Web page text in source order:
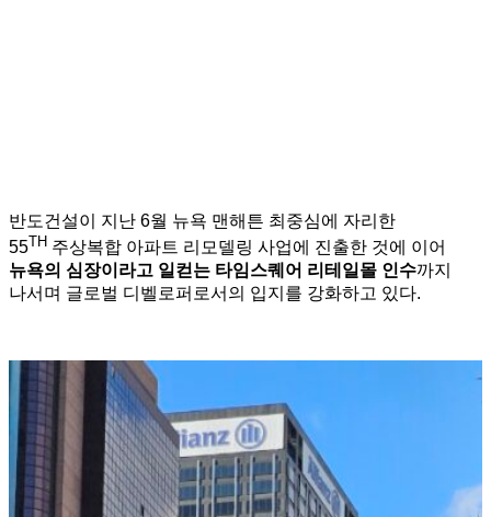
반도건설이 지난 6월 뉴욕 맨해튼 최중심에 자리한
55TH 주상복합 아파트 리모델링 사업에 진출한 것에 이어
뉴욕의 심장이라고 일컫는 타임스퀘어 리테일몰 인수까지
나서며 글로벌 디벨로퍼로서의 입지를 강화하고 있다.